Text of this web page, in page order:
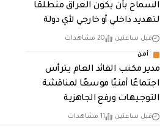
السماح بأن يكون العراق منطلقاً
لتهديد داخلي أو خارجي لأي دولة
قبل ساعتين 20 مشاهدات
أمن
مدير مكتب القائد العام يترأس
اجتماعًا أمنيًا موسعًا لمناقشة
التوجيهات ورفع الجاهزية
قبل ساعتين 11 مشاهدات